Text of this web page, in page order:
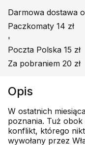
Darmowa dostawa
Paczkomaty 14 zł
'
Poczta Polska 15 zł
Za pobraniem 20 zł
Opis
W ostatnich
poznania. Tuż
konflikt, którego
wywołany przez